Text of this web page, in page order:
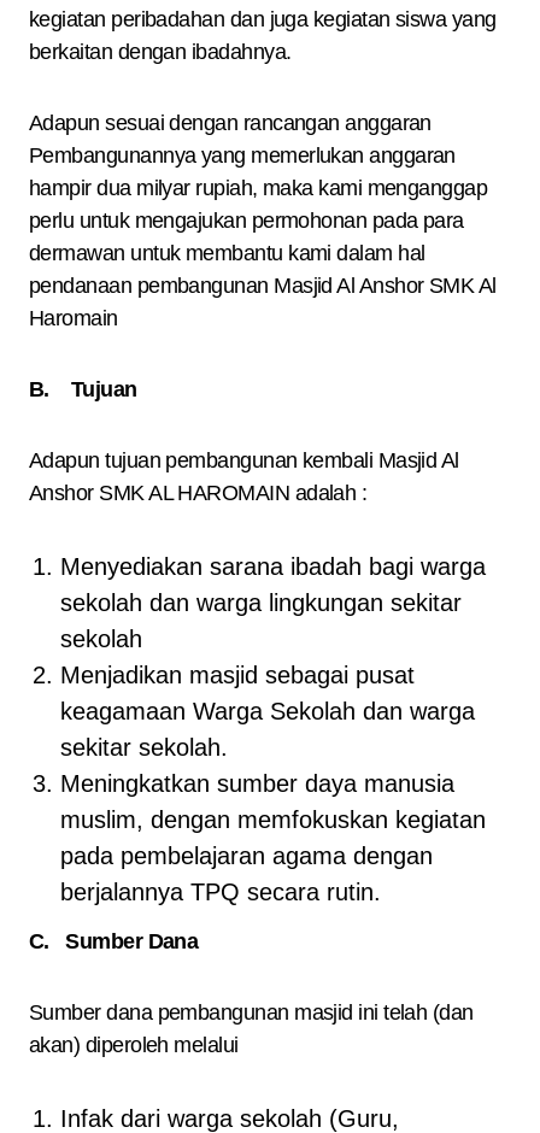
kegiatan peribadahan dan juga kegiatan siswa yang
berkaitan dengan ibadahnya.
Adapun sesuai dengan rancangan anggaran
Pembangunannya yang memerlukan anggaran
hampir dua milyar rupiah, maka kami menganggap
perlu untuk mengajukan permohonan pada para
dermawan untuk membantu kami dalam hal
pendanaan pembangunan Masjid Al Anshor SMK Al
Haromain
B. Tujuan
Adapun tujuan pembangunan kembali Masjid Al
Anshor SMK AL HAROMAIN adalah :
Menyediakan sarana ibadah bagi warga
sekolah dan warga lingkungan sekitar
sekolah
Menjadikan masjid sebagai pusat
keagamaan Warga Sekolah dan warga
sekitar sekolah.
Meningkatkan sumber daya manusia
muslim, dengan memfokuskan kegiatan
pada pembelajaran agama dengan
berjalannya TPQ secara rutin.
C. Sumber Dana
Sumber dana pembangunan masjid ini telah (dan
akan) diperoleh melalui
Infak dari warga sekolah (Guru,